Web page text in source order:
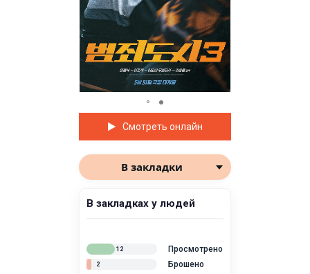
Смотреть онлайн
В закладки
В закладках у людей
Просмотрено
12
Брошено
2